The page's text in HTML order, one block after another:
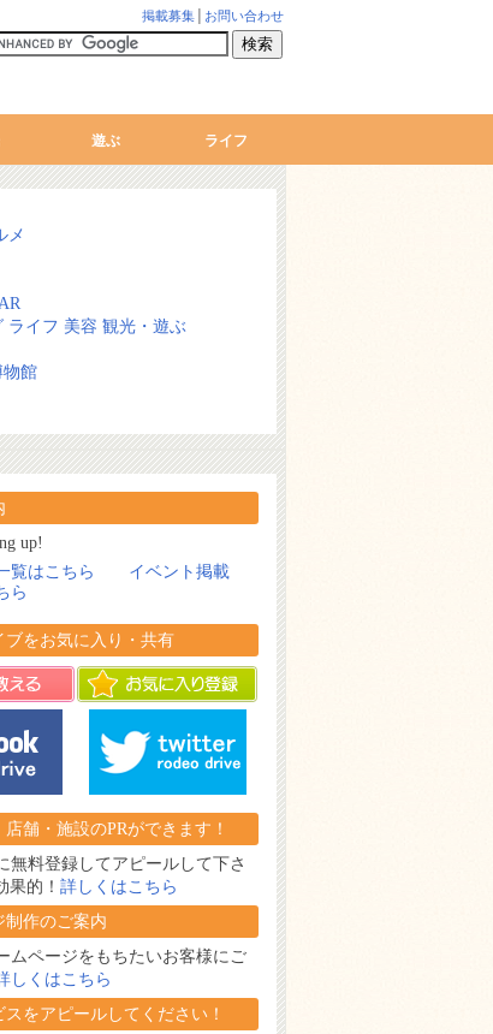
掲載募集 お問い合わせ
遊ぶ ライフ
メ
ライフ 美容 観光・遊ぶ
物館
up!
覧はこちら
イベント掲載
ら
ブをお気に入り・共有
舗・施設のPRができます！
無料登録してアピールして下さ
果的！ 詳しくはこちら
制作のご案内
ムページをもちたいお客様にご
しくはこちら
をアピールしてください！